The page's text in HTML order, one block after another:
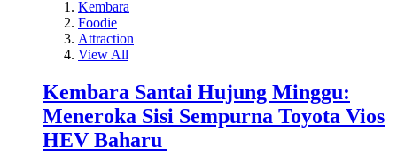
Kembara
Foodie
Attraction
View All
Kembara Santai Hujung Minggu:
Meneroka Sisi Sempurna Toyota Vios
HEV Baharu